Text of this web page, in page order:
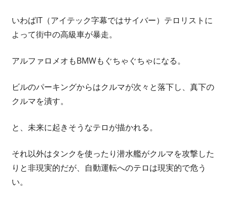
いわばIT（アイテック字幕ではサイバー）テロリストに
よって街中の高級車が暴走。
アルファロメオもBMWもぐちゃぐちゃになる。
ビルのパーキングからはクルマが次々と落下し、真下の
クルマを潰す。
と、未来に起きそうなテロが描かれる。
それ以外はタンクを使ったり潜水艦がクルマを攻撃した
りと非現実的だが、自動運転へのテロは現実的で危う
い。